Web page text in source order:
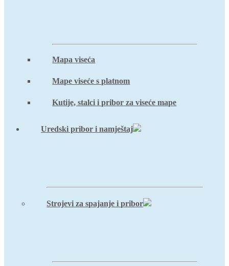
Mapa viseća
Mape viseće s platnom
Kutije, stalci i pribor za viseće mape
Uredski pribor i namještaj
Strojevi za spajanje i pribor